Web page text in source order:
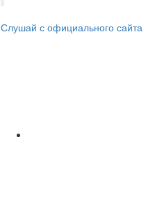
Слушай с официального сайта